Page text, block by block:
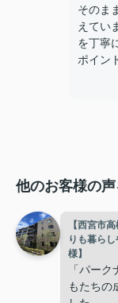
そのま
えてい
を丁寧
ポイン
他のお客様の
【西宮市
りも暮ら
様】
「パー
もたちの